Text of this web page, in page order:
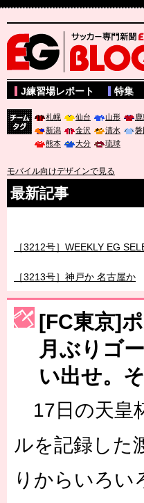
サッカー専門新聞ELGOLAZO web
J練習場レポート 特集
札幌 仙台 山形 鹿
新潟
金沢 清水 磐
熊本
大分 琉球
モバイル向けデザインで見る
最新記事
［3212号］WEEKLY EG
［3213号］神戸か 名古屋か
［3214号］WEST制覇
［3215号］WEEKLY EG
［3216号］行く末占うラス
［3217号］最高の景色へ出国
［3220号］伝説の王者、黄
[FC東京]
月ぶりゴ
い出せ。
17日の天皇
ルを記録した
りからいろい